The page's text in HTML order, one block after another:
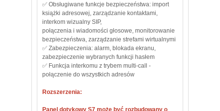
✅ Obsługiwane funkcje bezpieczeństwa: import
książki adresowej, zarządzanie kontaktami,
interkom wizualny SIP,
połączenia i wiadomości głosowe, monitorowanie
bezpieczeństwa, zarządzanie strefami wirtualnymi
✅ Zabezpieczenia: alarm, blokada ekranu,
zabezpieczenie wybranych funkcji hasłem
✅ Funkcja interkomu z trybem multi-call -
połączenie do wszystkich adresów
Rozszerzenia:
Panel dotykowy S7 może być rozbudowany o